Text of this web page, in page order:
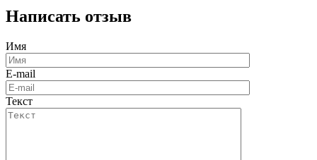
Написать отзыв
Имя
E-mail
Текст